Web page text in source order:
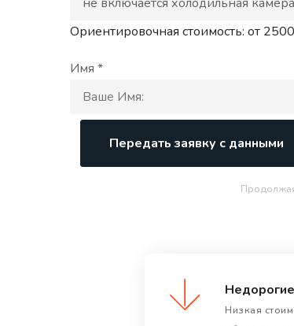
Ориентировочная стоимость: от 2500
Имя *
Передать заявку с данными
Низкая